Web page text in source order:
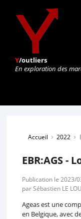
Y/outliers
En exploration des
Accueil › 2022 ›
EBR:AGS -
Publication le 2023/
par Sébastien LE
Ageas est une
en Belgique, avec